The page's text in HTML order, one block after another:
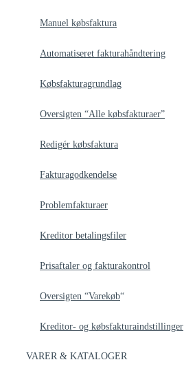
Manuel købsfaktura
Automatiseret fakturahåndtering
Købsfakturagrundlag
Oversigten “Alle købsfakturaer”
Redigér købsfaktura
Fakturagodkendelse
Problemfakturaer
Kreditor betalingsfiler
Prisaftaler og fakturakontrol
Oversigten “Varekøb“
Kreditor- og købsfakturaindstillinger
VARER & KATALOGER